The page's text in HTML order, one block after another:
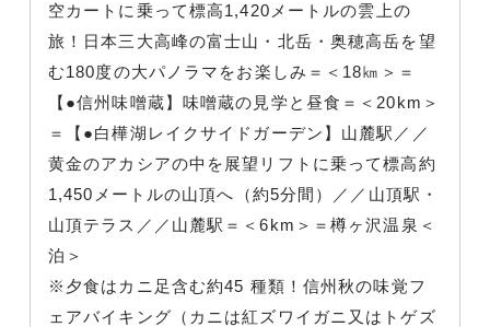
空カートに乗って標高1,420メートルの雲上の
旅！日本三大高峰の富士山・北岳・奥穂高岳を望
む180度の大パノラマをお楽しみ＝＜18㎞＞＝
【●信州味噌蔵】味噌蔵の見学と昼食＝＜20km＞
＝【●白樺湖レイクサイドガーデン】山麓駅／／
黄金のアカシアの中を展望リフトに乗って標高約
1,450メートルの山頂へ（約5分間）／／山頂駅・
山頂テラス／／山麓駅＝＜6km＞＝樽ヶ沢温泉＜
泊＞
※夕食はカニ足含む約45 種類！信州秋の味覚フ
ェアバイキング（カニは紅ズワイガニ又はトゲズ